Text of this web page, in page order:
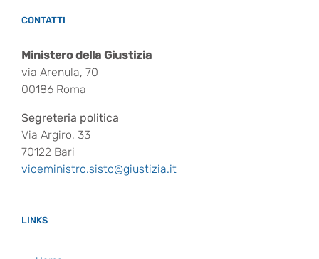
CONTATTI
Ministero della Giustizia
via Arenula, 70
00186 Roma
Segreteria politica
Via Argiro, 33
70122 Bari
viceministro.sisto@giustizia.it
LINKS